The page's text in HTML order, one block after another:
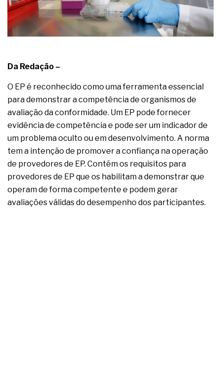
Da Redação –
O EP é reconhecido como uma ferramenta essencial
para demonstrar a competência de organismos de
avaliação da conformidade. Um EP pode fornecer
evidência de competência e pode ser um indicador de
um problema oculto ou em desenvolvimento. A norma
tem a intenção de promover a confiança na operação
de provedores de EP. Contém os requisitos para
provedores de EP que os habilitam a demonstrar que
operam de forma competente e podem gerar
avaliações válidas do desempenho dos participantes.